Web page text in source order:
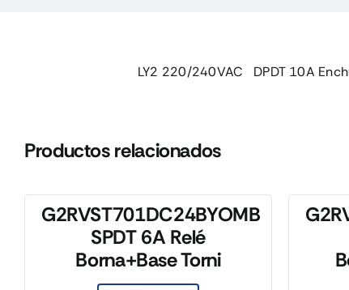
LY2 220/240VAC DPDT 10A
Productos relacionados
G2RVST701DC24BYOMB
SPDT 6A Relé
Borna+Base Torni